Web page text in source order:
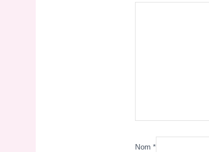
Nom*